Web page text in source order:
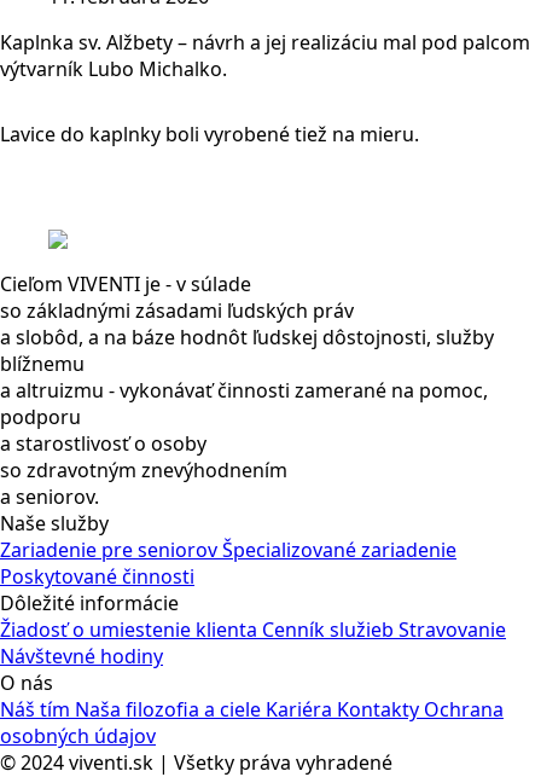
Kaplnka sv. Alžbety – návrh a jej realizáciu mal pod palcom
výtvarník Lubo Michalko.
Lavice do kaplnky boli vyrobené tiež na mieru.
Cieľom VIVENTI je - v súlade
so základnými zásadami ľudských práv
a slobôd, a na báze hodnôt ľudskej dôstojnosti, služby
blížnemu
a altruizmu - vykonávať činnosti zamerané na pomoc,
podporu
a starostlivosť o osoby
so zdravotným znevýhodnením
a seniorov.
Naše služby
Zariadenie pre seniorovŠpecializované zariadenie
Poskytované činnosti
Dôležité informácie
Žiadosť o umiestenie klienta Cenník služieb Stravovanie
Návštevné hodiny
O nás
Náš tím Naša filozofia a ciele Kariéra Kontakty Ochrana
osobných údajov
© 2024 viventi.sk | Všetky práva vyhradené